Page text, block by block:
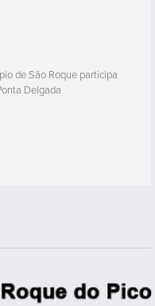
de São Roque participa
Delgada